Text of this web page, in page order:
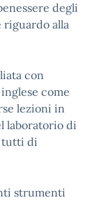
degli
alla
con
come
lezioni in
laboratorio di
tutti di
strumenti